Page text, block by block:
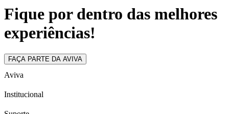
Fique por dentro das melhores
experiências!
FAÇA PARTE DA AVIVA
Aviva
Institucional